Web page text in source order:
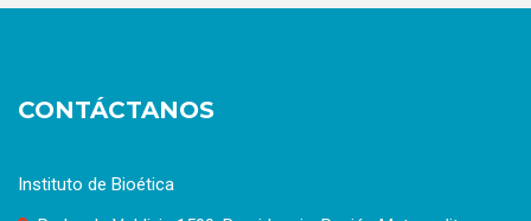
CONTÁCTANOS
Instituto de Bioética